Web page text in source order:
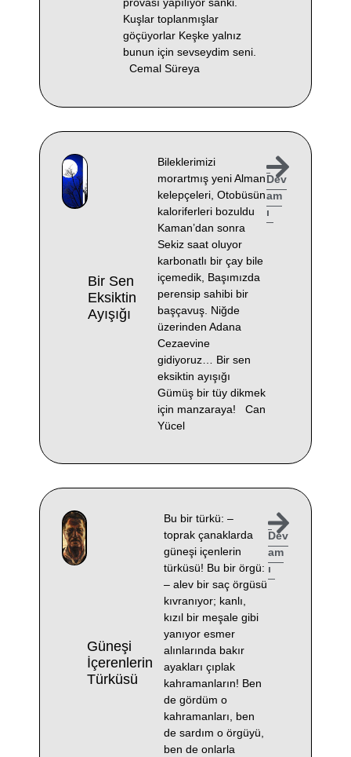
Kuşlar toplanmışlar
göçüyorlar Keşke yalnız
bunun için sevseydim seni.
Cemal Süreya
Bir Sen
Eksiktin
Ayışığı
Bileklerimizi
morartmış yeni Alman
kelepçeleri, Otobüsün
kaloriferleri bozuldu
Kaman’dan sonra
Sekiz saat oluyor
karbonatlı bir çay bile
içemedik, Başımızda
perensip sahibi bir
başçavuş. Niğde
üzerinden Adana
Cezaevine
gidiyoruz… Bir sen
eksiktin ayışığı
Gümüş bir tüy dikmek
için manzaraya! Can
Yücel
Dev
am
ı
Güneşi
İçerenlerin
Türküsü
Bu bir türkü: –
toprak çanaklarda
güneşi içenlerin
türküsü! Bu bir örgü:
– alev bir saç örgüsü
kıvranıyor; kanlı,
kızıl bir meşale gibi
yanıyor esmer
alınlarında bakır
ayakları çıplak
kahramanların! Ben
de gördüm o
kahramanları, ben
de sardım o örgüyü,
ben de onlarla
Dev
am
ı